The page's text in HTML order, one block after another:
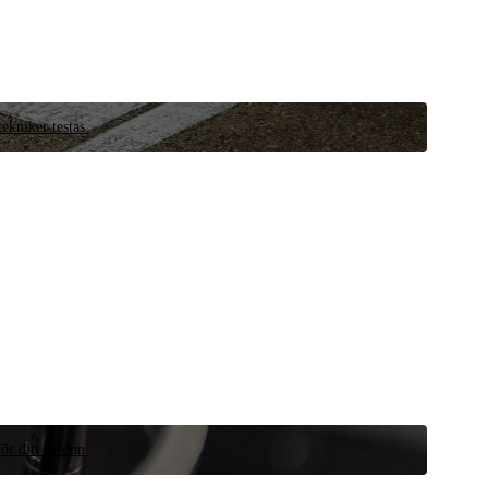
testas.
ditt fordon.